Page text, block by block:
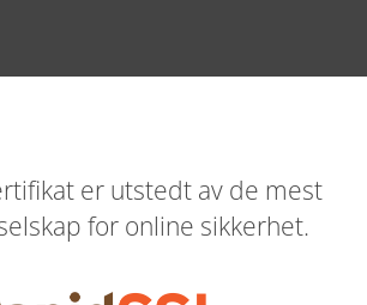
er utstedt av de mest
for online sikkerhet.